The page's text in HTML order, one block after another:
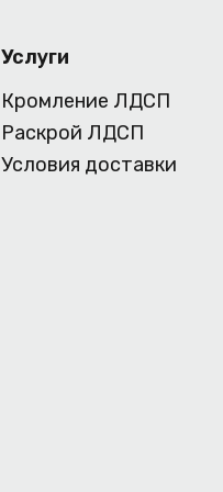
Услуги
Кромление ЛДСП
Раскрой ЛДСП
Условия доставки